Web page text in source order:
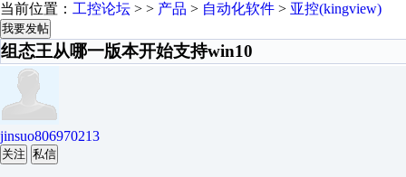
当前位置： 工控论坛 > > 产品 > 自动化软件 > 亚控(kingview)
我要发帖
组态王从哪一版本开始支持win10
jinsuo806970213
关注 私信